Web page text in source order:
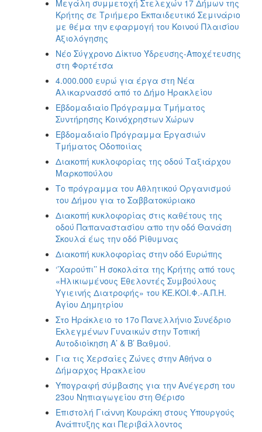
Μεγάλη συμμετοχή Στελεχών 17 Δήμων της
Κρήτης σε Τριήμερο Εκπαιδευτικό Σεμινάριο
με θέμα την εφαρμογή του Κοινού Πλαισίου
Αξιολόγησης
Νέο Σύγχρονο Δίκτυο Ύδρευσης-Αποχέτευσης
στη Φορτέτσα
4.000.000 ευρώ για έργα στη Νέα
Αλικαρνασσό από το Δήμο Ηρακλείου
Εβδομαδιαίο Πρόγραμμα Τμήματος
Συντήρησης Κοινόχρηστων Χώρων
Εβδομαδιαίο Πρόγραμμα Εργασιών
Τμήματος Οδοποιίας
Διακοπή κυκλοφορίας της οδού Ταξιάρχου
Μαρκοπούλου
Το πρόγραμμα του Αθλητικού Οργανισμού
του Δήμου για το Σαββατοκύριακο
Διακοπή κυκλοφορίας στις καθέτους της
οδού Παπαναστασίου απο την οδό Θανάση
Σκουλά έως την οδό Ρίθυμνας
Διακοπή κυκλοφορίας στην οδό Ευρώπης
‘’Χαρούπι’’ Η σοκολάτα της Κρήτης από τους
«Ηλικιωμένους Εθελοντές Συμβούλους
Υγιεινής Διατροφής» του ΚΕ.ΚΟΙ.Φ.-Α.Π.Η.
Αγίου Δημητρίου
Στο Ηράκλειο το 17ο Πανελλήνιο Συνέδριο
Εκλεγμένων Γυναικών στην Τοπική
Αυτοδιοίκηση Α’ & Β’ Βαθμού.
Για τις Χερσαίες Ζώνες στην Αθήνα ο
Δήμαρχος Ηρακλείου
Υπογραφή σύμβασης για την Ανέγερση του
23ου Νηπιαγωγείου στη Θέρισο
Επιστολή Γιάννη Κουράκη στους Υπουργούς
Ανάπτυξης και Περιβάλλοντος